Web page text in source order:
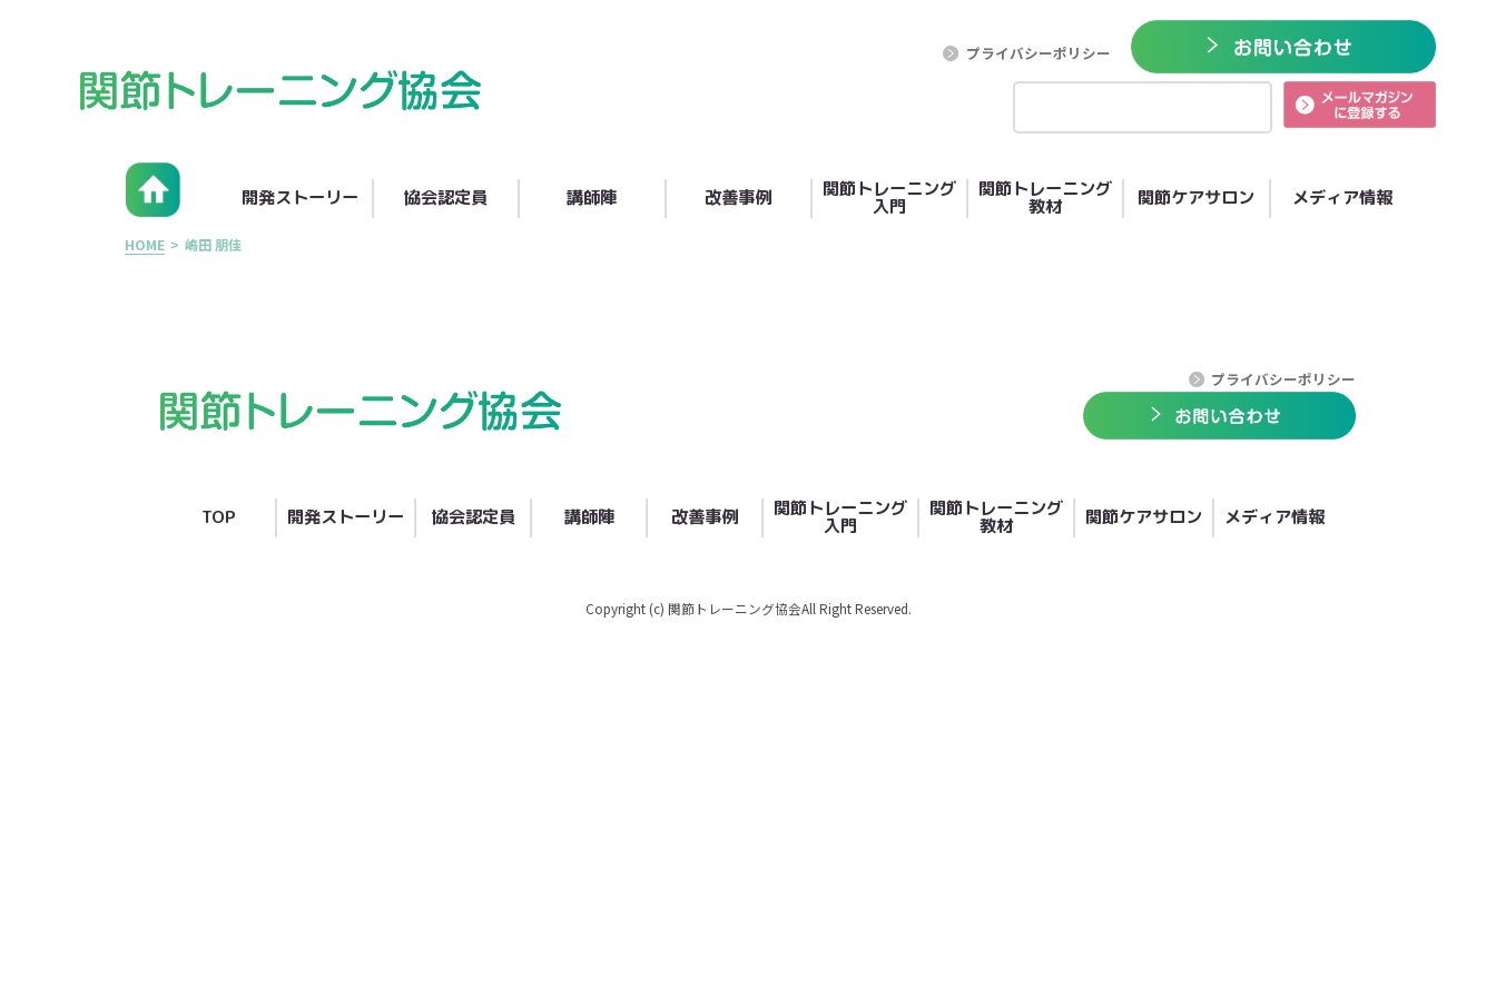
開発ストーリー 協会認定員 講師陣 改善事例 関節トレーニング
入門
関節トレーニング
教材 関節ケアサロン メディア情報
プライバシーポリシー
HOME > 嶋田 朋佳
TOP 開発ストーリー 協会認定員 講師陣 改善事例 関節トレーニング
入門
関節トレーニング
教材 関節ケアサロン メディア情報
プライバシーポリシー
Copyright (c) 関節トレーニング協会All Right Reserved.